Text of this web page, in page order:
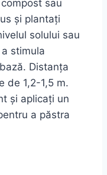
sau
și plantați
solului sau
stimula
Distanța
de 1,2-1,5 m.
și aplicați un
a păstra